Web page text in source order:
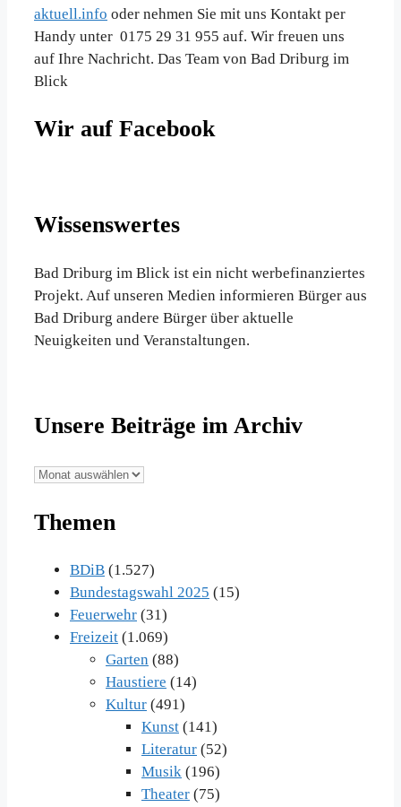
aktuell.info oder nehmen Sie mit uns Kontakt per
Handy unter 0175 29 31 955 auf. Wir freuen uns
auf Ihre Nachricht. Das Team von Bad Driburg im
Blick
Wir auf Facebook
Wissenswertes
Bad Driburg im Blick ist ein nicht werbefinanziertes
Projekt. Auf unseren Medien informieren Bürger aus
Bad Driburg andere Bürger über aktuelle
Neuigkeiten und Veranstaltungen.
Unsere Beiträge im Archiv
Unsere
im
Themen
BDiB (1.527)
Bundestagswahl 2025 (15)
Feuerwehr (31)
Freizeit (1.069)
Garten (88)
Haustiere (14)
Kultur (491)
Kunst (141)
Literatur (52)
Musik (196)
Theater (75)